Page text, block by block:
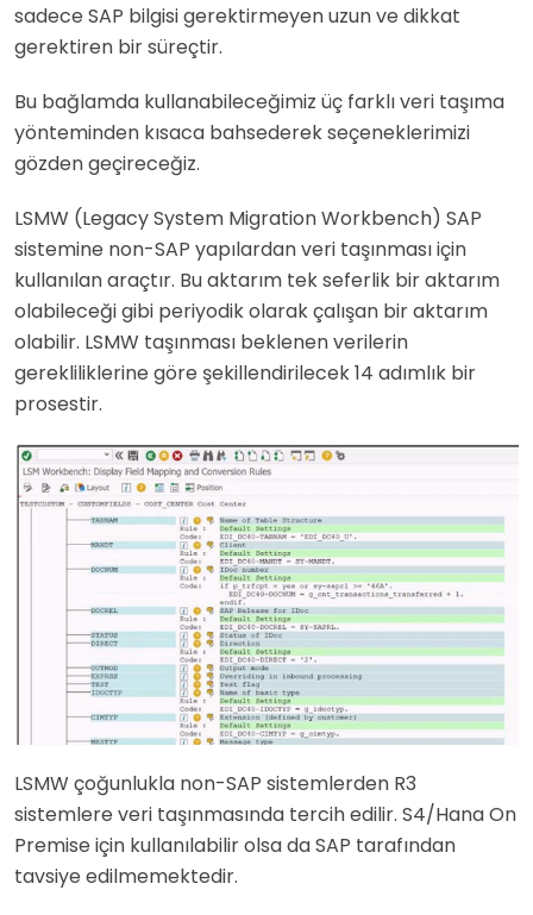
sadece SAP bilgisi gerektirmeyen uzun ve dikkat
gerektiren bir süreçtir.
Bu bağlamda kullanabileceğimiz üç farklı veri taşıma
yönteminden kısaca bahsederek seçeneklerimizi
gözden geçireceğiz.
LSMW (Legacy System Migration Workbench) SAP
sistemine non-SAP yapılardan veri taşınması için
kullanılan araçtır. Bu aktarım tek seferlik bir aktarım
olabileceği gibi periyodik olarak çalışan bir aktarım
olabilir. LSMW taşınması beklenen verilerin
gerekliliklerine göre şekillendirilecek 14 adımlık bir
prosestir.
LSMW çoğunlukla non-SAP sistemlerden R3
sistemlere veri taşınmasında tercih edilir. S4/Hana On
Premise için kullanılabilir olsa da SAP tarafından
tavsiye edilmemektedir.